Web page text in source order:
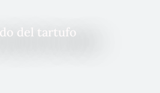
del tartufo